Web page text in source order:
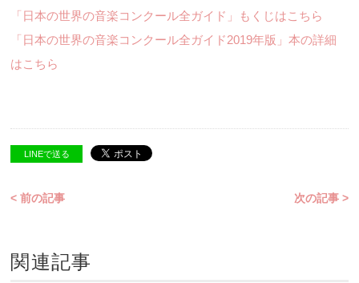
「日本の世界の音楽コンクール全ガイド」もくじはこちら
「日本の世界の音楽コンクール全ガイド2019年版」本の詳細
はこちら
LINEで送る
< 前の記事 次の記事 >
関連記事